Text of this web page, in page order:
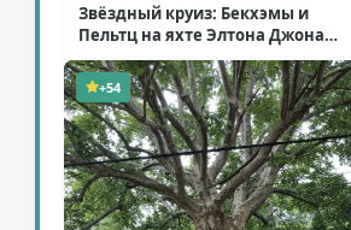
Звёздный круиз: Бекхэмы и
Пельтц на яхте Элтона Джона
( 12 фото )
+54